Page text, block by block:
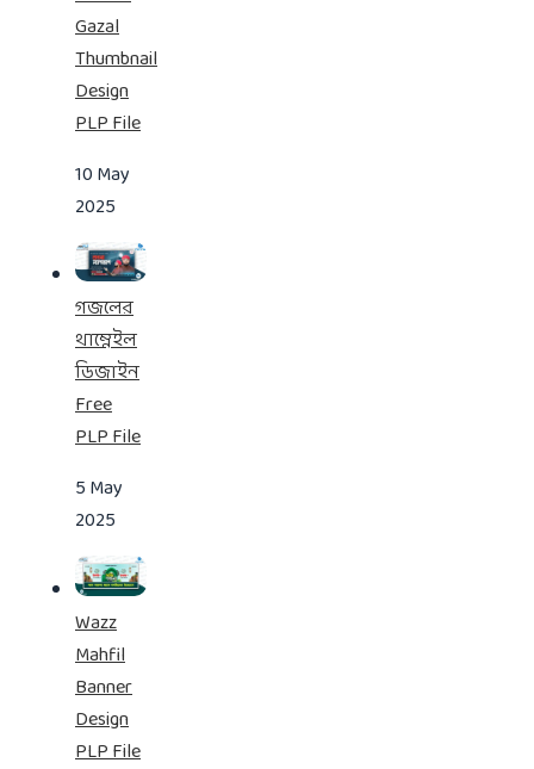
Gazal
Thumbnail
Design
PLP File
10 May
2025
গজলের
থাম্নেইল
ডিজাইন
Free
PLP File
5 May
2025
Wazz
Mahfil
Banner
Design
PLP File